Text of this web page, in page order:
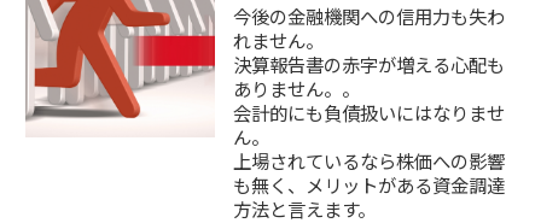
今後の金融機関への信用力も失わ
れません。
決算報告書の赤字が増える心配も
ありません。。
会計的にも負債扱いにはなりませ
ん。
上場されているなら株価への影響
も無く、メリットがある資金調達
方法と言えます。